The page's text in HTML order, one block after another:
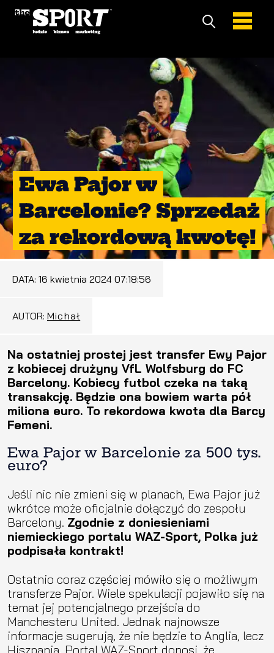
Ewa Pajor w
Barcelonie? Sprzedaż
za rekordową kwotę!
DATA: 16 kwietnia 2024 07:18:56
AUTOR: Michał
Na ostatniej prostej jest transfer Ewy Pajor
z kobiecej drużyny VfL Wolfsburg do FC
Barcelony. Kobiecy futbol czeka na taką
transakcję. Będzie ona bowiem warta pół
miliona euro. To rekordowa kwota dla Barcy
Femeni.
Ewa Pajor w Barcelonie za 500 tys.
euro?
Jeśli nic nie zmieni się w planach, Ewa Pajor już
wkrótce może oficjalnie dołączyć do zespołu
Barcelony. Zgodnie z doniesieniami
niemieckiego portalu WAZ-Sport, Polka już
podpisała kontrakt!
Ostatnio coraz częściej mówiło się o możliwym
transferze Pajor. Wiele spekulacji pojawiło się na
temat jej potencjalnego przejścia do
Manchesteru United. Jednak najnowsze
informacje sugerują, że nie będzie to Anglia, lecz
Hiszpania. Portal WAZ-Sport donosi, że